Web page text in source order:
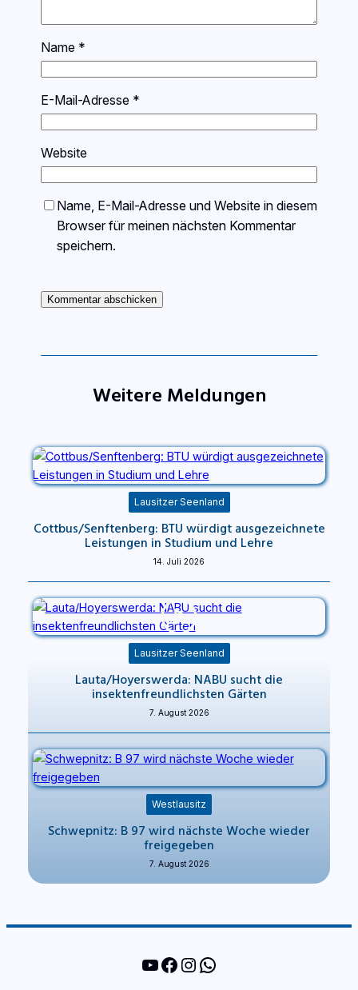
Name *
E-Mail-Adresse *
Website
Name, E-Mail-Adresse und Website in diesem
Browser für meinen nächsten Kommentar
speichern.
Weitere Meldungen
Lausitzer Seenland
Cottbus/Senftenberg: BTU würdigt ausgezeichnete
Leistungen in Studium und Lehre
14. Juli 2026
Lausitzer Seenland
Lauta/Hoyerswerda: NABU sucht die
insektenfreundlichsten Gärten
7. August 2026
Westlausitz
Schwepnitz: B 97 wird nächste Woche wieder
freigegeben
7. August 2026
YouTube
Facebook
Instagram
WhatsApp